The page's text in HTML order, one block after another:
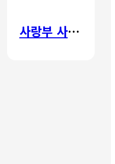
사랑부 사랑주일